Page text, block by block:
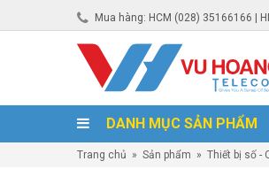
Mua hàng: HCM (028) 35166166 |
DANH MỤC SẢN PHẨM
Trang chủ » Sản phẩm » Thiết bị số -